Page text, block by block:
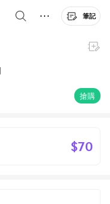
筆記
搶購
$70